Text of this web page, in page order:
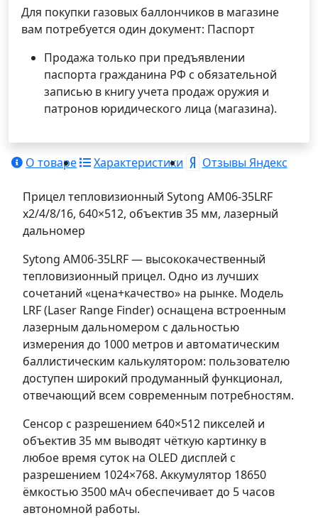
Для покупки газовых баллончиков в магазине
вам потребуется один документ: Паспорт
Продажа только при предъявлении
паспорта гражданина РФ с обязательной
записью в книгу учета продаж оружия и
патронов юридического лица (магазина).
О товаре Характеристики Отзывы Яндекс
Прицел тепловизионный Sytong AM06-35LRF
x2/4/8/16, 640×512, объектив 35 мм, лазерный
дальномер
Sytong AM06-35LRF — высококачественный
тепловизионный прицел. Одно из лучших
сочетаний «цена+качество» на рынке. Модель
LRF (Laser Range Finder) оснащена встроенным
лазерным дальномером с дальностью
измерения до 1000 метров и автоматическим
баллистическим калькулятором: пользователю
доступен широкий продуманный функционал,
отвечающий всем современным потребностям.
Сенсор с разрешением 640×512 пикселей и
объектив 35 мм выводят чёткую картинку в
любое время суток на OLED дисплей с
разрешением 1024×768. Аккумулятор 18650
ёмкостью 3500 мАч обеспечивает до 5 часов
автономной работы.